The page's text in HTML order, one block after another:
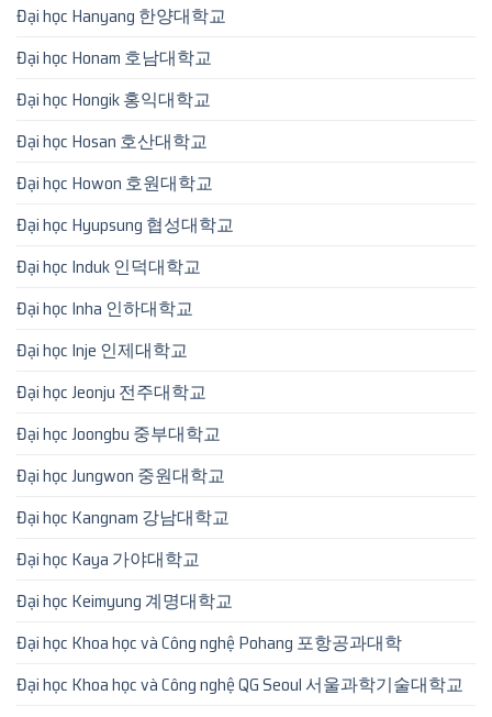
Đại học Hanyang 한양대학교
Đại học Honam 호남대학교
Đại học Hongik 홍익대학교
Đại học Hosan 호산대학교
Đại học Howon 호원대학교
Đại học Hyupsung 협성대학교
Đại học Induk 인덕대학교
Đại học Inha 인하대학교
Đại học Inje 인제대학교
Đại học Jeonju 전주대학교
Đại học Joongbu 중부대학교
Đại học Jungwon 중원대학교
Đại học Kangnam 강남대학교
Đại học Kaya 가야대학교
Đại học Keimyung 계명대학교
Đại học Khoa học và Công nghệ Pohang 포항공과대학
Đại học Khoa học và Công nghệ QG Seoul 서울과학기술대학교